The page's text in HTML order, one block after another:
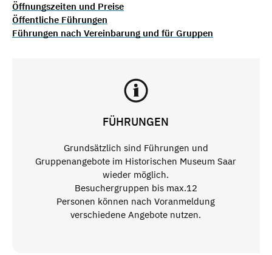
Öffnungszeiten und Preise
Öffentliche Führungen
Führungen nach Vereinbarung und für Gruppen
FÜHRUNGEN
Grundsätzlich sind Führungen und
Gruppenangebote im Historischen Museum Saar
wieder möglich.
Besuchergruppen bis max.12
Personen können nach Voranmeldung
verschiedene Angebote nutzen.